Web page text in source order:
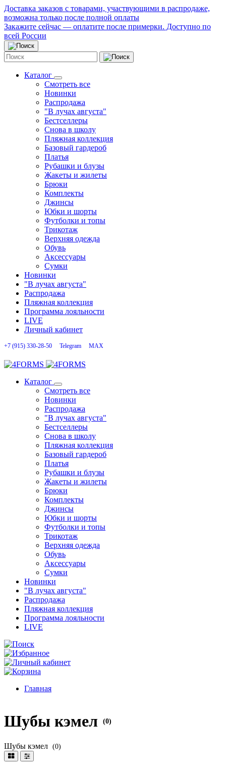
Доставка заказов с товарами, участвующими в распродаже,
возможна только после полной оплаты
Закажите сейчас — оплатите после примерки. Доступно по
всей России
Каталог
Смотреть все
Новинки
Распродажа
"В лучах августа"
Бестселлеры
Снова в школу
Пляжная коллекция
Базовый гардероб
Платья
Рубашки и блузы
Жакеты и жилеты
Брюки
Комплекты
Джинсы
Юбки и шорты
Футболки и топы
Трикотаж
Верхняя одежда
Обувь
Аксессуары
Сумки
Новинки
"В лучах августа"
Распродажа
Пляжная коллекция
Программа лояльности
LIVE
Личный кабинет
+7 (915) 330-28-50 Telegram MAX
Каталог
Смотреть все
Новинки
Распродажа
"В лучах августа"
Бестселлеры
Снова в школу
Пляжная коллекция
Базовый гардероб
Платья
Рубашки и блузы
Жакеты и жилеты
Брюки
Комплекты
Джинсы
Юбки и шорты
Футболки и топы
Трикотаж
Верхняя одежда
Обувь
Аксессуары
Сумки
Новинки
"В лучах августа"
Распродажа
Пляжная коллекция
Программа лояльности
LIVE
Главная
Шубы кэмел (0)
Шубы кэмел (0)